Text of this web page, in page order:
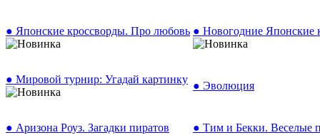
● Японские кроссворды. Про любовь ● Новогодние Японские
● Мировой турнир: Угадай картинку
● Эволюция
● Аризона Роуз. Загадки пиратов ● Тим и Бекки. Веселые